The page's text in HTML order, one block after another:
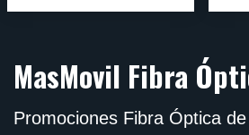
MasMovil Fibra
Promociones Fibra Óptica